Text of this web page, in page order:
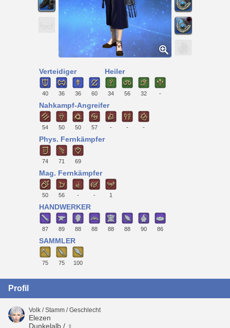
Verteidiger
40 36 36 60
Heiler
34 56 32 -
Nahkampf-Angreifer
54 50 50 57 - - -
Phys. Fernkämpfer
74 71 69
Mag. Fernkämpfer
50 56 - - 1
HANDWERKER
87 89 88 88 88 88 90 86
SAMMLER
75 75 100
Profil
Volk / Stamm / Geschlecht
Elezen
Dunkelalb / ♀